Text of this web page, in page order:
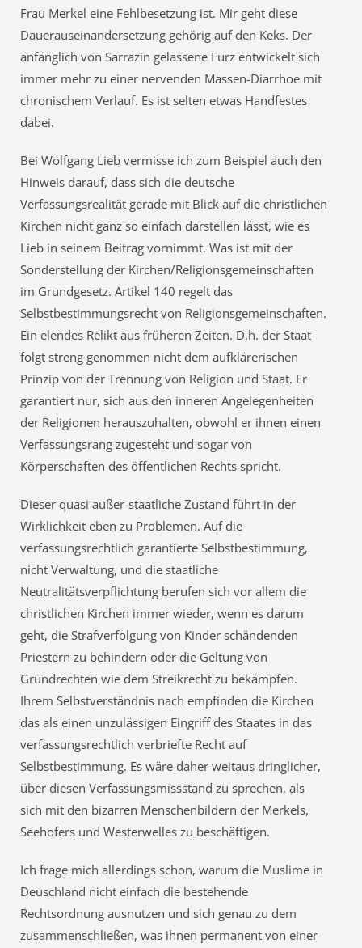
Frau Merkel eine Fehlbesetzung ist. Mir geht diese
Dauerauseinandersetzung gehörig auf den Keks. Der
anfänglich von Sarrazin gelassene Furz entwickelt sich
immer mehr zu einer nervenden Massen-Diarrhoe mit
chronischem Verlauf. Es ist selten etwas Handfestes
dabei.
Bei Wolfgang Lieb vermisse ich zum Beispiel auch den
Hinweis darauf, dass sich die deutsche
Verfassungsrealität gerade mit Blick auf die christlichen
Kirchen nicht ganz so einfach darstellen lässt, wie es
Lieb in seinem Beitrag vornimmt. Was ist mit der
Sonderstellung der Kirchen/Religionsgemeinschaften
im Grundgesetz. Artikel 140 regelt das
Selbstbestimmungsrecht von Religionsgemeinschaften.
Ein elendes Relikt aus früheren Zeiten. D.h. der Staat
folgt streng genommen nicht dem aufklärerischen
Prinzip von der Trennung von Religion und Staat. Er
garantiert nur, sich aus den inneren Angelegenheiten
der Religionen herauszuhalten, obwohl er ihnen einen
Verfassungsrang zugesteht und sogar von
Körperschaften des öffentlichen Rechts spricht.
Dieser quasi außer-staatliche Zustand führt in der
Wirklichkeit eben zu Problemen. Auf die
verfassungsrechtlich garantierte Selbstbestimmung,
nicht Verwaltung, und die staatliche
Neutralitätsverpflichtung berufen sich vor allem die
christlichen Kirchen immer wieder, wenn es darum
geht, die Strafverfolgung von Kinder schändenden
Priestern zu behindern oder die Geltung von
Grundrechten wie dem Streikrecht zu bekämpfen.
Ihrem Selbstverständnis nach empfinden die Kirchen
das als einen unzulässigen Eingriff des Staates in das
verfassungsrechtlich verbriefte Recht auf
Selbstbestimmung. Es wäre daher weitaus dringlicher,
über diesen Verfassungsmissstand zu sprechen, als
sich mit den bizarren Menschenbildern der Merkels,
Seehofers und Westerwelles zu beschäftigen.
Ich frage mich allerdings schon, warum die Muslime in
Deuschland nicht einfach die bestehende
Rechtsordnung ausnutzen und sich genau zu dem
zusammenschließen, was ihnen permanent von einer